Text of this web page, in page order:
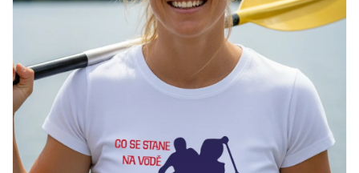
B2B
MÁM SRDCE POMÁHÁM
VÁNOCE